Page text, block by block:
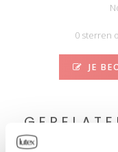
0 sterren
JE